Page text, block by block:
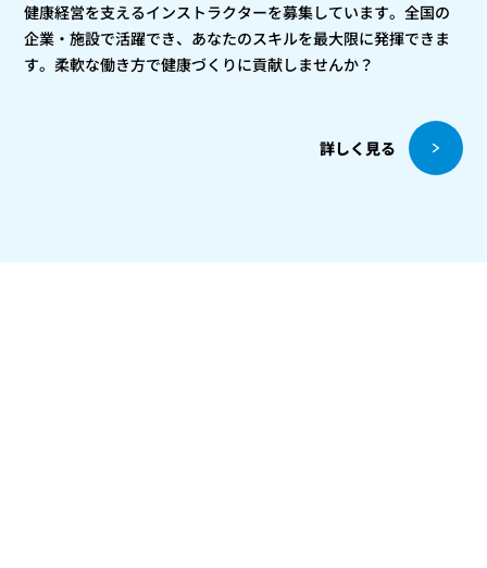
健康経営を支えるインストラクターを募集しています。全国の
企業・施設で活躍でき、あなたのスキルを最大限に発揮できま
す。柔軟な働き方で健康づくりに貢献しませんか？
詳しく見る